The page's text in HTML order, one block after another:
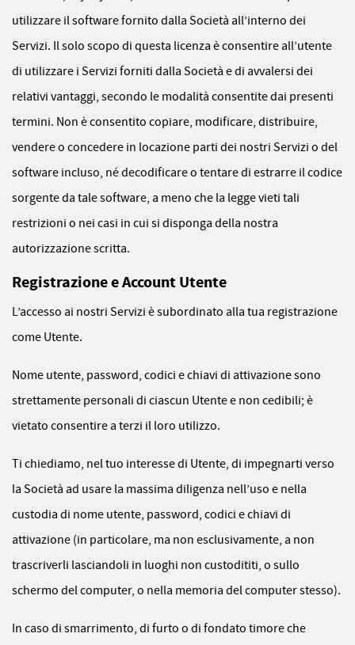
utilizzare il software fornito dalla Società all’interno dei
Servizi. Il solo scopo di questa licenza è consentire all’utente
di utilizzare i Servizi forniti dalla Società e di avvalersi dei
relativi vantaggi, secondo le modalità consentite dai presenti
termini. Non è consentito copiare, modificare, distribuire,
vendere o concedere in locazione parti dei nostri Servizi o del
software incluso, né decodificare o tentare di estrarre il codice
sorgente da tale software, a meno che la legge vieti tali
restrizioni o nei casi in cui si disponga della nostra
autorizzazione scritta.
Registrazione e Account Utente
L’accesso ai nostri Servizi è subordinato alla tua registrazione
come Utente.
Nome utente, password, codici e chiavi di attivazione sono
strettamente personali di ciascun Utente e non cedibili; è
vietato consentire a terzi il loro utilizzo.
Ti chiediamo, nel tuo interesse di Utente, di impegnarti verso
la Società ad usare la massima diligenza nell’uso e nella
custodia di nome utente, password, codici e chiavi di
attivazione (in particolare, ma non esclusivamente, a non
trascriverli lasciandoli in luoghi non custodititi, o sullo
schermo del computer, o nella memoria del computer stesso).
In caso di smarrimento, di furto o di fondato timore che